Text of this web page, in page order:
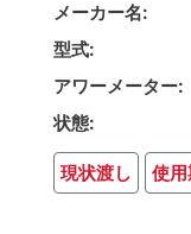
メーカー名
型式
アワーメーター
状態
現状渡し 使